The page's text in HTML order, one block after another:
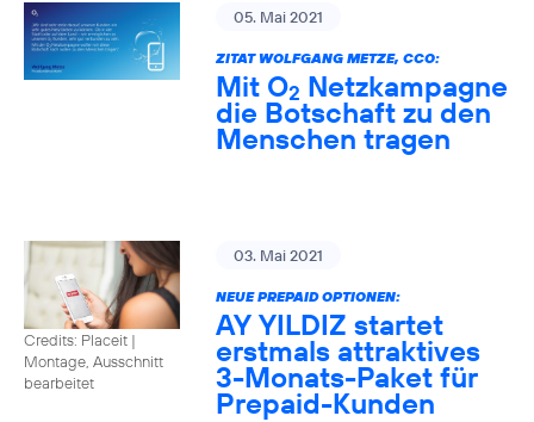
05. Mai 2021
ZITAT WOLFGANG METZE, CCO:
Mit O2 Netzkampagne
die Botschaft zu den
Menschen tragen
Credits: Placeit |
Montage, Ausschnitt
bearbeitet
03. Mai 2021
NEUE PREPAID OPTIONEN:
AY YILDIZ startet
erstmals attraktives
3-Monats-Paket für
Prepaid-Kunden